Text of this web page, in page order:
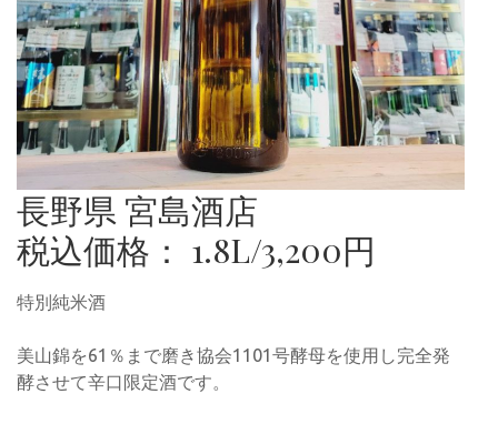
長野県 宮島酒店
税込価格： 1.8L/3,200円
特別純米酒
美山錦を61％まで磨き協会1101号酵母を使用し完全発
酵させて辛口限定酒です。